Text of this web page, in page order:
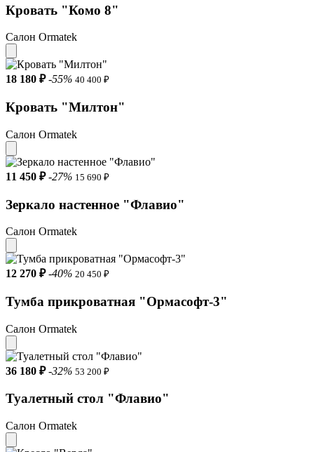
Кровать "Комо 8"
Салон Ormatek
18 180 ₽ -55% 40 400 ₽
Кровать "Милтон"
Салон Ormatek
11 450 ₽ -27% 15 690 ₽
Зеркало настенное "Флавио"
Салон Ormatek
12 270 ₽ -40% 20 450 ₽
Тумба прикроватная "Ормасофт-3"
Салон Ormatek
36 180 ₽ -32% 53 200 ₽
Туалетный стол "Флавио"
Салон Ormatek